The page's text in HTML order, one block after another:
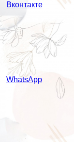
Вконтакте
WhatsApp